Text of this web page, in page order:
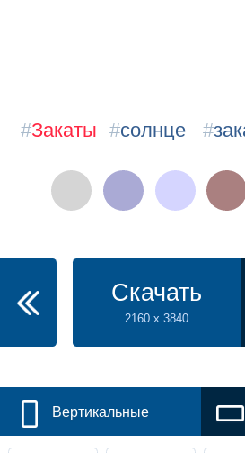
#Закаты #солнце #
Скачать
2160 x 3840
Вертикальные